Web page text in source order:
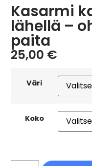
Kasarmi
lähellä –
paita
25,00 €
Väri
Koko